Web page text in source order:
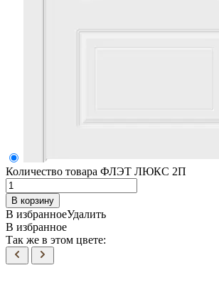
Количество товара ФЛЭТ ЛЮКС 2П
В корзину
В избранноеУдалить
В избранное
Так же в этом цвете: